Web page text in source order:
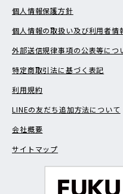
個人情報保護方針
個人情報の取扱い及び利用者情
外部送信規律事項の公表等につ
特定商取引法に基づく表記
利用規約
LINEの友だち追加方法について
会社概要
サイトマップ